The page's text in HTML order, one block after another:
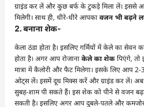
ग्राइंड कर लें और कुछ बर्फ के टुकड़े मिला लें। इससे
मिलेगी। साथ ही, धीरे-धीरे आपका वजन भी बढ़ने
2. बनाना शेक-
केला ठंडा होता है। इसलिए गर्मियों में केले का सेवन
होता है। अगर आप रोजाना केले का शेक पिएंगे, तो
मात्रा में कैलोरी और फैट मिलेगा। इसके लिए आप
ओट्स लें। इसमें दूध मिक्स करें और ग्राइंड कर लें।
सुबह-शाम पी सकते हैं। इस शेक को पीने से वजन
सकती है। इसलिए अगर आप दुबले-पतले और कमजोर